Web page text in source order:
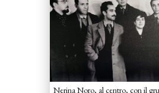
Nerina Noro, al centro, con il